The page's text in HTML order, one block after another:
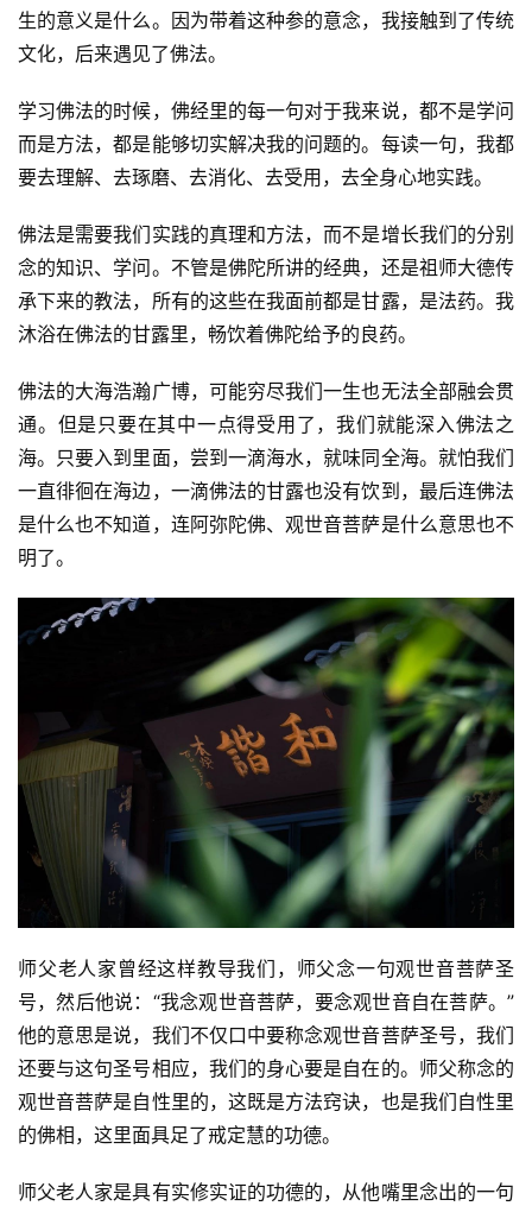
生的意义是什么。因为带着这种参的意念，我接触到了传统
文化，后来遇见了佛法。
学习佛法的时候，佛经里的每一句对于我来说，都不是学问
而是方法，都是能够切实解决我的问题的。每读一句，我都
要去理解、去琢磨、去消化、去受用，去全身心地实践。
佛法是需要我们实践的真理和方法，而不是增长我们的分别
念的知识、学问。不管是佛陀所讲的经典，还是祖师大德传
承下来的教法，所有的这些在我面前都是甘露，是法药。我
沐浴在佛法的甘露里，畅饮着佛陀给予的良药。
佛法的大海浩瀚广博，可能穷尽我们一生也无法全部融会贯
通。但是只要在其中一点得受用了，我们就能深入佛法之
海。只要入到里面，尝到一滴海水，就味同全海。就怕我们
一直徘徊在海边，一滴佛法的甘露也没有饮到，最后连佛法
是什么也不知道，连阿弥陀佛、观世音菩萨是什么意思也不
明了。
师父老人家曾经这样教导我们，师父念一句观世音菩萨圣
号，然后他说：“我念观世音菩萨，要念观世音自在菩萨。”
他的意思是说，我们不仅口中要称念观世音菩萨圣号，我们
还要与这句圣号相应，我们的身心要是自在的。师父称念的
观世音菩萨是自性里的，这既是方法窍诀，也是我们自性里
的佛相，这里面具足了戒定慧的功德。
师父老人家是具有实修实证的功德的，从他嘴里念出的一句